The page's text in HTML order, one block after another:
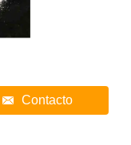
Contacto